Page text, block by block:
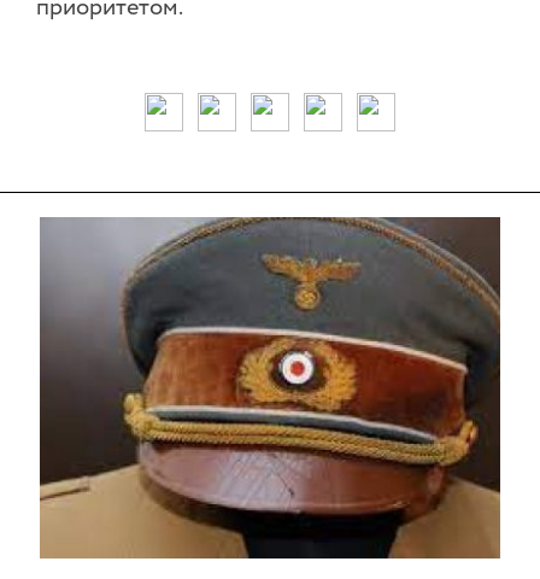
приоритетом.